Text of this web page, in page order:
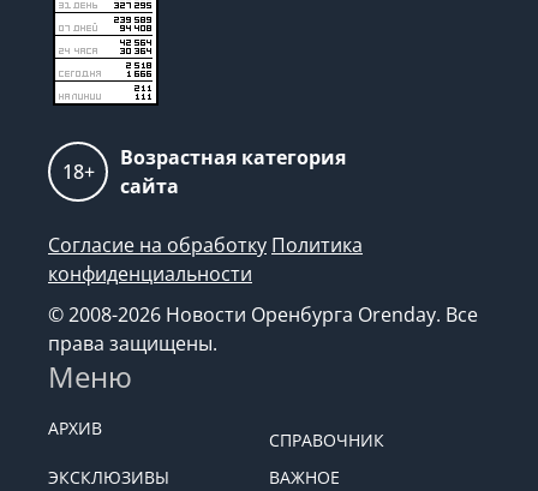
18+
Возрастная категория
сайта
Согласие на обработку Политика
конфиденциальности
© 2008-2026 Новости Оренбурга Orenday. Все
права защищены.
Меню
АРХИВ
СПРАВОЧНИК
ЭКСКЛЮЗИВЫ
ВАЖНОЕ